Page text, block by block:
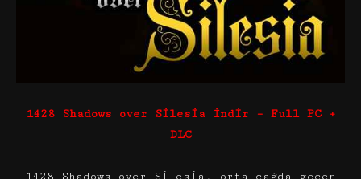
1428 Shadows over Silesia İndir – Full PC +
DLC